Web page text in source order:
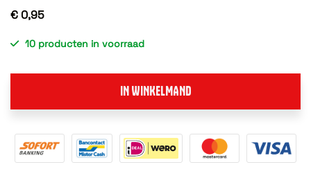
€ 0,95
10 producten in voorraad
IN WINKELMAND